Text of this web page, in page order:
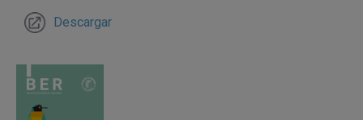
Descargar